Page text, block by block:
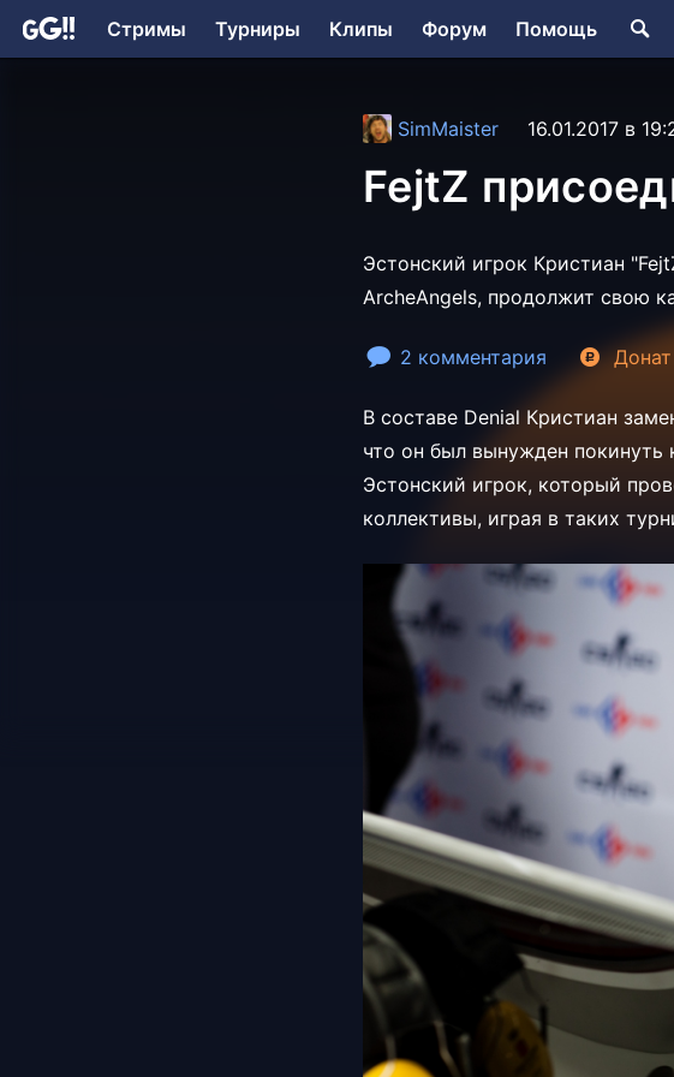
Стримы Турниры Клипы Форум Помощь
SimMaister 16.01.2017 в
FejtZ
Эстонский игрок Кристиан
ArcheAngels, продолжит свою
2 комментария Донат
В составе Denial Кристиан
что он был вынужден
Эстонский игрок, который
коллективы, играя в таких